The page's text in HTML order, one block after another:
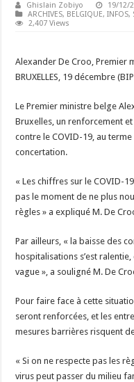
Ghislain Zobiyo
19/12/
ARCHIVES, BELGIQUE,INFOS,
2,407 Views
Alexander De Croo, Premier
BRUXELLES, 19 décembre
Le Premier ministre belge
Bruxelles, un renforcement
contre le COVID-19, au
concertation.
« Les chiffres sur le COVID-
pas le moment de ne plus
règles » a expliqué M. De
Par ailleurs, « la baisse des
hospitalisations s’est
vague », a souligné M. De
Pour faire face à cette
seront renforcées, et les
mesures barrières risquent
« Si on ne respecte pas les
virus peut passer du milieu